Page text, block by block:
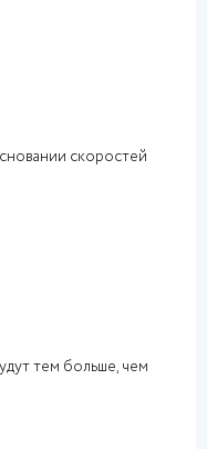
скоростей
тем больше, чем